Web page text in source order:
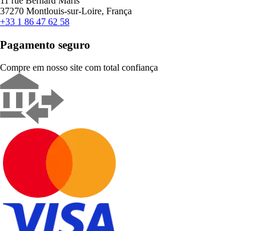
37270 Montlouis-sur-Loire, França
+33 1 86 47 62 58
Pagamento seguro
Compre em nosso site com total confiança